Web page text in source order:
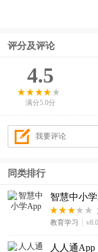
评分及评论
4.5
满分5.0分
同类排行
智慧中小
教育学习
人人通App